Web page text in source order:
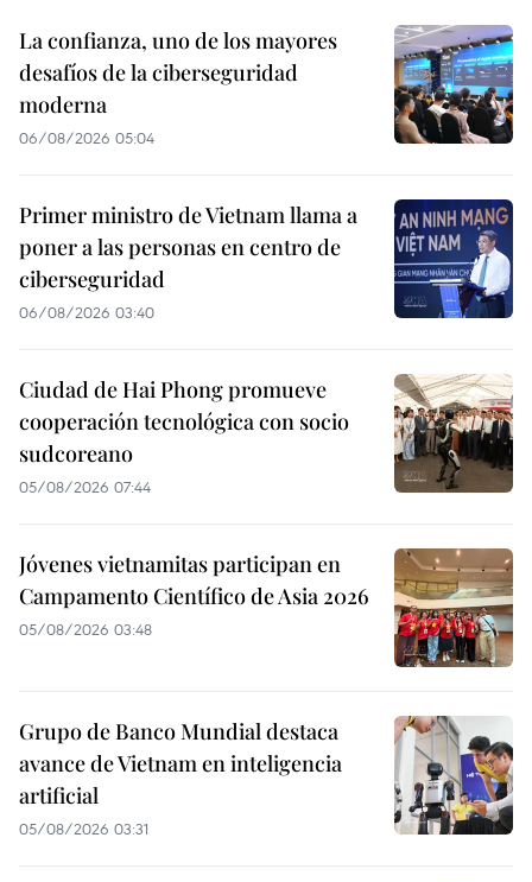
La confianza, uno de los mayores
desafíos de la ciberseguridad
moderna
06/08/2026 05:04
Primer ministro de Vietnam llama a
poner a las personas en centro de
ciberseguridad
06/08/2026 03:40
Ciudad de Hai Phong promueve
cooperación tecnológica con socio
sudcoreano
05/08/2026 07:44
Jóvenes vietnamitas participan en
Campamento Científico de Asia 2026
05/08/2026 03:48
Grupo de Banco Mundial destaca
avance de Vietnam en inteligencia
artificial
05/08/2026 03:31